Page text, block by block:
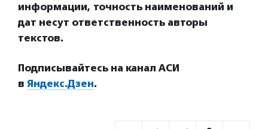
информации, точность наименований и
дат несут ответственность авторы
текстов.
Подписывайтесь на канал АСИ
в Яндекс.Дзен.